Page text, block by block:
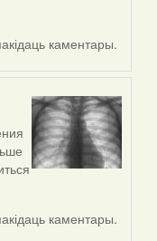
каментары.
каментары.